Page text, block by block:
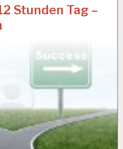
Stunden Tag –